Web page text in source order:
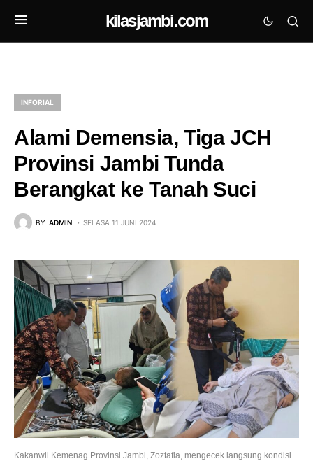
kilasjambi.com
INFORIAL
Alami Demensia, Tiga JCH
Provinsi Jambi Tunda
Berangkat ke Tanah Suci
BY ADMIN SELASA 11 JUNI 2024
Kakanwil Kemenag Provinsi Jambi, Zoztafia, mengecek langsung kondisi